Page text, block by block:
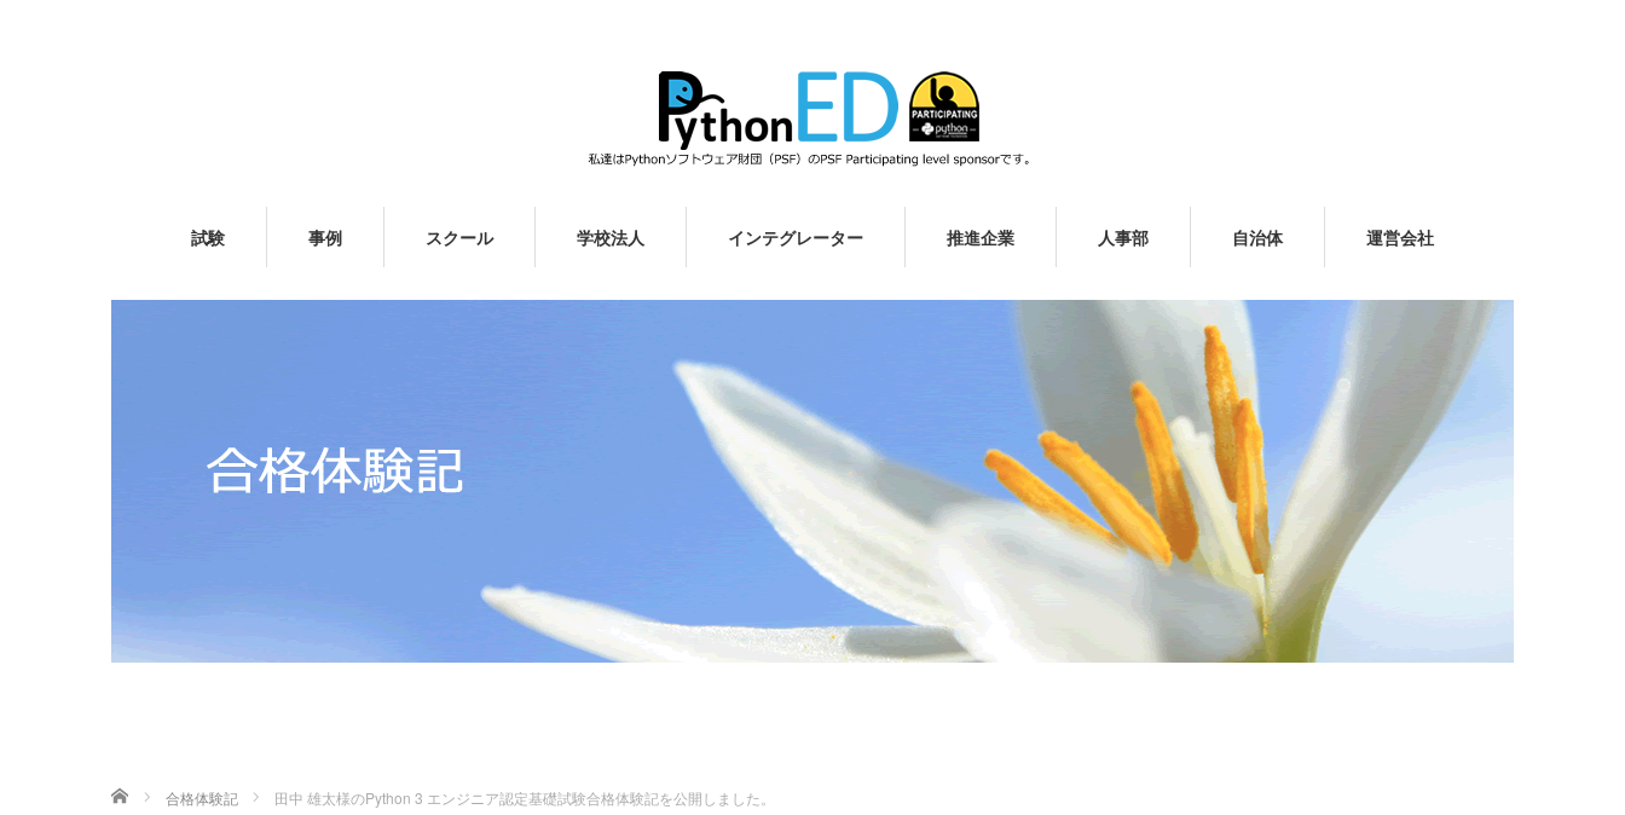
試験 事例 スクール 学校法人 インテグレーター 推進企業 人事部 自治体 運営会社
ホーム 合格体験記 田中 雄太様のPython 3 エンジニア認定基礎試験合格体験記を公開しました。